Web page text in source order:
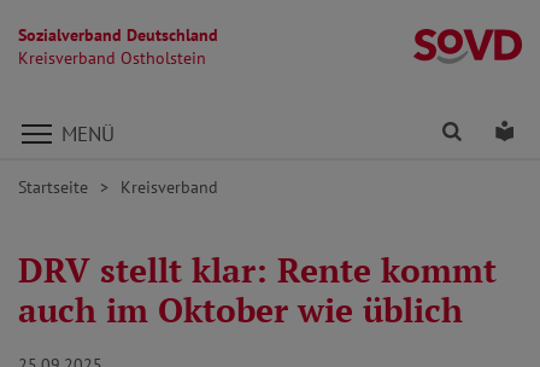
Sozialverband Deutschland
Kreisverband Ostholstein
Direkt zu den Inhalten springen
MENÜ Finden
Startseite Kreisverband
DRV stellt klar: Rente kommt
auch im Oktober wie üblich